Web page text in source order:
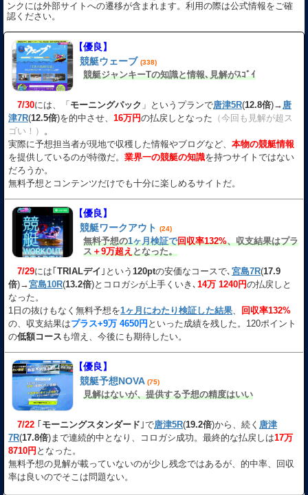
ンクには外部サイトへの遷移が含まれます。利用の際は公式情報をご確
認ください。
【優良】
競艇ウェーブ (338)
競艇ジャンキーTの知識と情報､見解がｽｺﾞｲ
7/30には、「 モーニングパック 」というプランで唐津5R(12.8倍)→ 唐
津7R(12.5倍)を的中させ、 16万円の払戻しとなった （今回も見解が超ス
ゴい！） 。
実際に予想担当者が現地で収穫した情報やブログなど、 本物の競艇情報
を提供しているのが特徴だ。 業界一の競艇の知識を持つサイトではない
だろうか。
無料予想とコンテンツだけでも十分に楽しめるサイトだ。
【優良】
競艇ワークアウト (24)
無料予想の1ヶ月検証で回収率132%、収支結果はプラ
ス＋9万超えとなった。
7/29には｢ TRIALデイ ｣という 120ptの安価なコースで､ 宮島7R(17.9
倍)→宮島10R(13.2倍)とコロガシが上手くいき､ 14万 1240円の払戻しと
なった。
1日の抜けもなく無料予想を1ヶ月にわたり検証した結果、
回収率132%
の、収支結果はプラス+9万 4650円 といった成績を残した。120ポイント
の低額コース も増え、今後にも期待したい。
【優良】
競艇予想NOVA (75)
見解はないが、提供する予想の精度はいい
7/22 ｢ モーニングスタンダード ｣で唐津5R(19.2倍)から、続く 唐津
7R(17.8倍)まで連続的中となり、コロガシ成功。最終的な払戻しは17万
8710円 となった。
無料予想の見解が載っていないのが少し残念ではあるが、的中率、回収
率は良いのでそこは問題ない。